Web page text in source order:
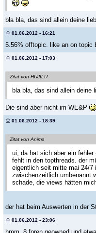
bla bla, das sind allein deine
01.06.2012 - 16:21
5.56% offtopic. like an on topic
01.06.2012 - 17:03
Zitat von HUJILU
bla bla, das sind allein deine
Die sind aber nicht im WE&P
01.06.2012 - 18:39
Zitat von Anima
ui, da hat sich aber ein
fehlt in den topthreads. der
eigentlich seit mitte mai 24/7
zwischenzeitlich umbenannt
schade, die views hätten
der hat beim Auswerten in der
01.06.2012 - 23:06